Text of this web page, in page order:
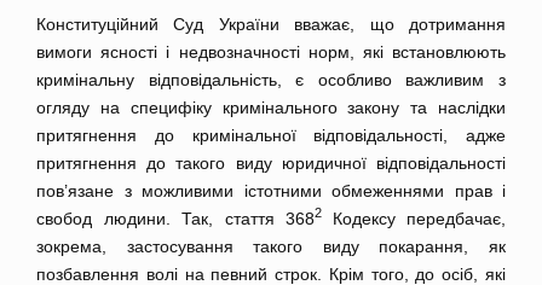
Конституційний Суд України вважає, що дотримання
вимоги ясності і недвозначності норм, які встановлюють
кримінальну відповідальність, є особливо важливим з
огляду на специфіку кримінального закону та наслідки
притягнення до кримінальної відповідальності, адже
притягнення до такого виду юридичної відповідальності
пов’язане з можливими істотними обмеженнями прав і
свобод людини. Так, стаття 3682
Кодексу передбачає,
зокрема, застосування такого виду покарання, як
позбавлення волі на певний строк. Крім того, до осіб, які